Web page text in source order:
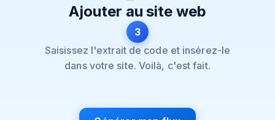
Ajouter au site web
3
Saisissez l'extrait de code et insérez-le
dans votre site. Voilà, c'est fait.